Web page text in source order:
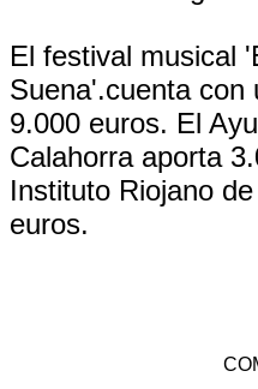
El festival musical
Suena'.cuenta con
9.000 euros. El
Calahorra aporta
Instituto Riojano
euros.